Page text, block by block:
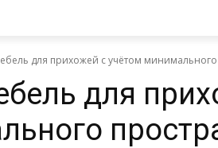
для прихожей с учётом минимального
для